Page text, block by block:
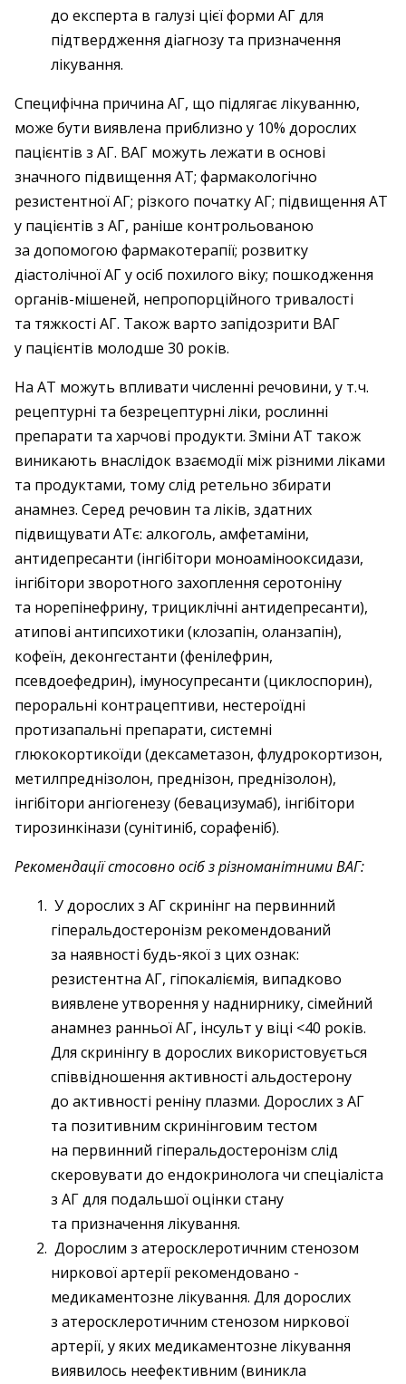
до експерта в галузі цієї форми АГ для
підтвердження діагнозу та призначення
лікування.
Специфічна причина АГ, що підлягає лікуванню,
може бути виявлена приблизно у 10% дорослих
пацієнтів з АГ. ВАГ можуть лежати в основі
значного підвищення АТ; фармакологічно
резистентної АГ; різкого початку АГ; підвищення АТ
у пацієнтів з АГ, раніше контрольованою
за допомогою фармакотерапії; розвитку
діастолічної АГ у осіб похилого віку; пошкодження
органів-мішеней, непропорційного тривалості
та тяжкості АГ. Також варто запідозрити ВАГ
у пацієнтів молодше 30 років.
На АТ можуть впливати численні речовини, у т. ч.
рецептурні та безрецептурні ліки, рослинні
препарати та харчові продукти. Зміни АТ також
виникають внаслідок взаємодії між різними ліками
та продуктами, тому слід ретельно збирати
анамнез. Серед речовин та ліків, здатних
підвищувати АТє: алкоголь, амфетаміни,
антидепресанти (інгібітори моноамінооксидази,
інгібітори зворотного захоплення серотоніну
та норепінефрину, трициклічні антидепресанти),
атипові антипсихотики (клозапін, оланзапін),
кофеїн, деконгестанти (фенілефрин,
псевдоефедрин), імуносупресанти (циклоспорин),
пер­оральні контрацептиви, нестероїдні
протизапальні препарати, системні
глюкокортикоїди (дексаметазон, флудрокортизон,
метилпреднізолон, преднізон, преднізолон),
інгібітори ангіогенезу (бевацизумаб), інгібітори
тирозинкінази (сунітиніб, сорафеніб).
Рекомендації стосовно осіб з різноманітними ВАГ:
У дорослих з АГ скринінг на первинний
гіперальдостеронізм рекомендований
за наявності будь-якої з цих ознак:
резистентна АГ, гіпокаліємія, випадково
виявлене утворення у наднирнику, сімейний
анамнез ранньої АГ, інсульт у віці <40 років.
Для скринінгу в дорослих використовується
співвідношення активності альдостерону
до активності реніну плазми. Дорослих з АГ
та позитивним скринінговим тестом
на первинний гіперальдостеронізм слід
скеровувати до ендокринолога чи спеціаліста
з АГ для подальшої оцінки стану
та призначення лікування.
Дорослим з атеросклеротичним стенозом
ниркової артерії рекомендовано ­
медикаментозне лікування. Для дорослих
з атеросклеротичним стенозом ниркової
артерії, у яких медикаментозне лікування
виявилось неефективним (виникла